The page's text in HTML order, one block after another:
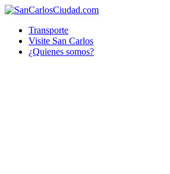
Transporte
Visite San Carlos
¿Quienes somos?